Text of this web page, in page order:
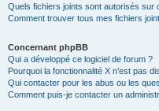
Quels fichiers joints sont autorisés sur
Comment trouver tous mes fichiers
Concernant phpBB
Qui a développé ce logiciel de forum ?
Pourquoi la fonctionnalité X n’est pas
Qui contacter pour les abus ou les
Comment puis-je contacter un